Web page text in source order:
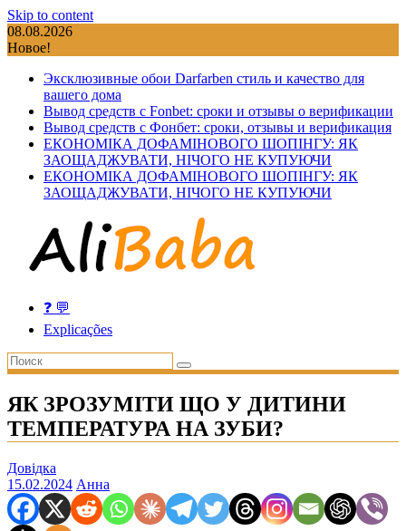
Skip to content
08.08.2026
Новое!
Эксклюзивные обои Darfarben стиль и качество для
вашего дома
Вывод средств с Fonbet: сроки и отзывы о верификации
Вывод средств с Фонбет: сроки, отзывы и верификация
ЕКОНОМІКА ДОФАМІНОВОГО ШОПІНГУ: ЯК
ЗАОЩАДЖУВАТИ, НІЧОГО НЕ КУПУЮЧИ
ЕКОНОМІКА ДОФАМІНОВОГО ШОПІНГУ: ЯК
ЗАОЩАДЖУВАТИ, НІЧОГО НЕ КУПУЮЧИ
❓ 💬
Explicações
ЯК ЗРОЗУМІТИ ЩО У ДИТИНИ
ТЕМПЕРАТУРА НА ЗУБИ?
Довідка
15.02.2024 Анна